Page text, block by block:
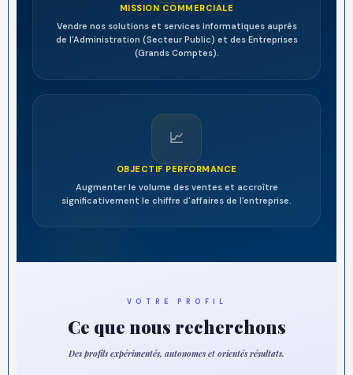
MISSION COMMERCIALE
Vendre nos solutions et services informatiques auprès
de l'Administration (Secteur Public) et des Entreprises
(Grands Comptes).
📈
OBJECTIF PERFORMANCE
Augmenter le volume des ventes et accroître
significativement le chiffre d'affaires de l'entreprise.
VOTRE PROFIL
Ce que nous recherchons
Des profils expérimentés, autonomes et orientés résultats.